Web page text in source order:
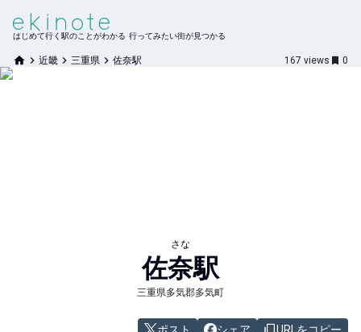
はじめて行く駅のことがわかる 行ってみたい街が見つかる
近畿 三重県 佐奈駅 167 views 0
さな
佐奈駅
三重県多気郡多気町